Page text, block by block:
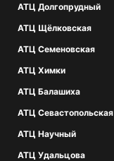
АТЦ Долгопрудный
АТЦ Щёлковская
АТЦ Семеновская
АТЦ Химки
АТЦ Балашиха
АТЦ Севастопольская
АТЦ Научный
АТЦ Удальцова